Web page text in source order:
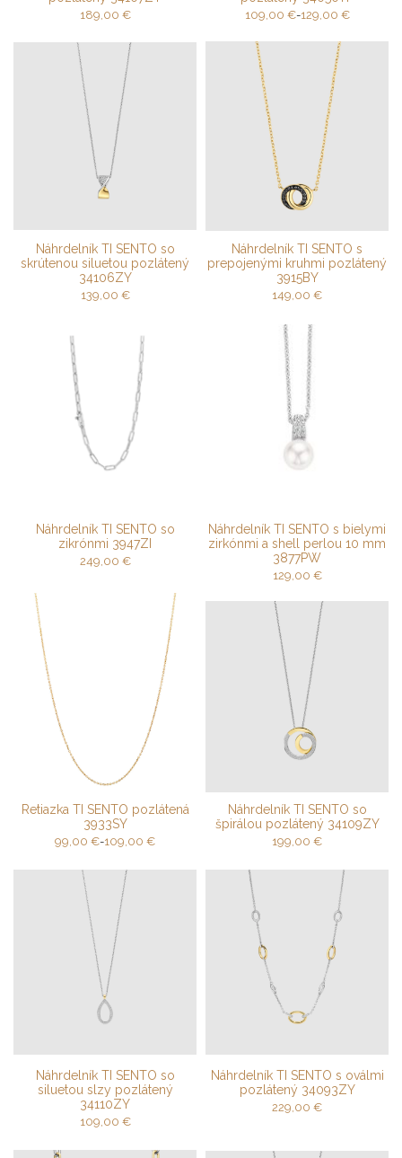
189,00 € 109,00 €-129,00 €
Náhrdelník TI SENTO so
skrútenou siluetou pozlátený
34106ZY
139,00 €
Náhrdelník TI SENTO s
prepojenými kruhmi pozlátený
3915BY
149,00 €
Náhrdelník TI SENTO so
zikrónmi 3947ZI
249,00 €
Náhrdelník TI SENTO s bielymi
zirkónmi a shell perlou 10 mm
3877PW
129,00 €
Retiazka TI SENTO pozlátená
3933SY
99,00 €-109,00 €
Náhrdelník TI SENTO so
špirálou pozlátený 34109ZY
199,00 €
Náhrdelník TI SENTO so
siluetou slzy pozlátený
34110ZY
109,00 €
Náhrdelník TI SENTO s oválmi
pozlátený 34093ZY
229,00 €